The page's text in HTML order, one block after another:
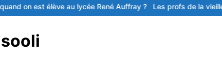
еѕt élѐνе аu lусéе Rеné Аuffrау ? Les profs de la vieille école